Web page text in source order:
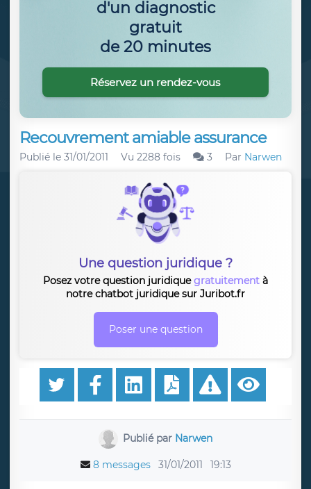
Recouvrement amiable assurance
Publié le 31/01/2011 Vu 2288 fois 3 Par Narwen
Une question juridique ?
Posez votre question juridiquegratuitement à
notre chatbot juridique sur Juribot.fr
Poser une question
Publié par Narwen
8 messages 31/01/2011 19:13
d'un diagnostic
gratuit
de 20 minutes
Réservez un rendez-vous